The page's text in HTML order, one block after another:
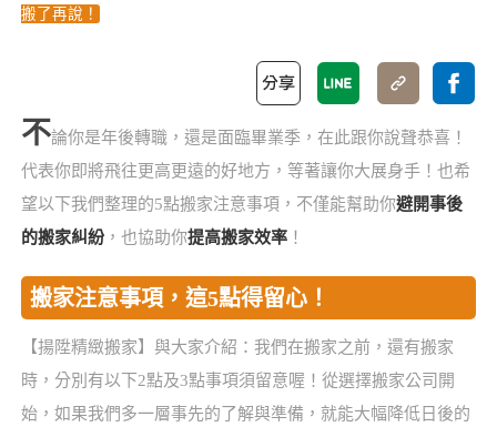
搬了再說！
不論你是年後轉職，還是面臨畢業季，在此跟你說聲恭喜！
代表你即將飛往更高更遠的好地方，等著讓你大展身手！也希
望以下我們整理的5點搬家注意事項，不僅能幫助你避開事後
的搬家糾紛，也協助你提高搬家效率！
搬家注意事項，這5點得留心！
【揚陞精緻搬家】與大家介紹：我們在搬家之前，還有搬家
時，分別有以下2點及3點事項須留意喔！從選擇搬家公司開
始，如果我們多一層事先的了解與準備，就能大幅降低日後的